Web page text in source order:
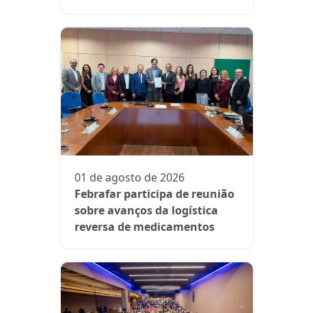
01 de agosto de 2026
Febrafar participa de reunião
sobre avanços da logística
reversa de medicamentos